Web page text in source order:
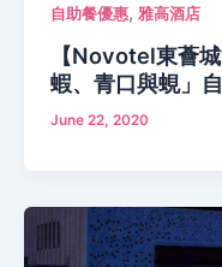
自助餐優惠, 雅高酒店
【Novotel東薈
蝦、青口與蜆」
June 22, 2020